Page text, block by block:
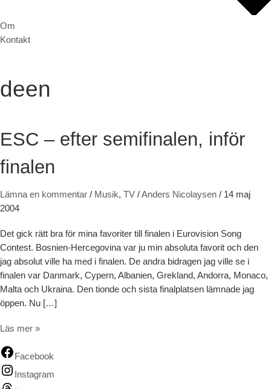
Om
Kontakt
deen
ESC – efter semifinalen, inför
finalen
Lämna en kommentar / Musik, TV /Anders Nicolaysen / 14 maj
2004
Det gick rätt bra för mina favoriter till finalen i Eurovision Song
Contest. Bosnien-Hercegovina var ju min absoluta favorit och den
jag absolut ville ha med i finalen. De andra bidragen jag ville se i
finalen var Danmark, Cypern, Albanien, Grekland, Andorra, Monaco,
Malta och Ukraina. Den tionde och sista finalplatsen lämnade jag
öppen. Nu […]
ESC – efter semifinalen, inför finalen
Läs mer »
Facebook
Instagram